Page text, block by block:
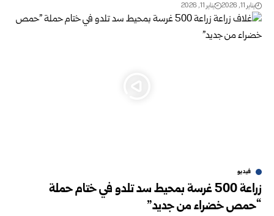
يناير 11, 2026 يناير 11, 2026
فيديو
زراعة 500 غرسة بمحيط سد تلدو في ختام حملة
“حمص خضراء من جديد”